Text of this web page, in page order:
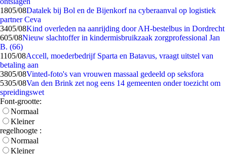
1805/08Datalek bij Bol en de Bijenkorf na cyberaanval op logistiek
partner Ceva
3405/08Kind overleden na aanrijding door AH-bestelbus in Dordrecht
605/08Nieuw slachtoffer in kindermisbruikzaak zorgprofessional Jan
B. (66)
1105/08Accell, moederbedrijf Sparta en Batavus, vraagt uitstel van
betaling aan
3805/08Vinted-foto's van vrouwen massaal gedeeld op seksfora
5305/08Van den Brink zet nog eens 14 gemeenten onder toezicht om
spreidingswet
Font-grootte:
Normaal
Kleiner
regelhoogte :
Normaal
Kleiner